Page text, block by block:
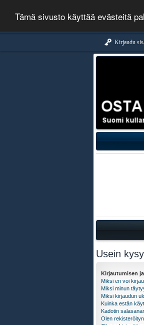
Tämä sivusto käyttää evästeitä
Kirjaudu
Usein
Kirjautumisen
Miksi en voi
Miksi minun
Miksi kirjaudun
Kuinka estän
Kadotin
Olen